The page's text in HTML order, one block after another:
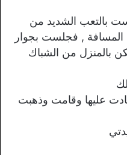
بالتعب الشديد من
المسافة , فجلست بجوار
بالمنزل من الشباك
عليها وقامت وذهبت